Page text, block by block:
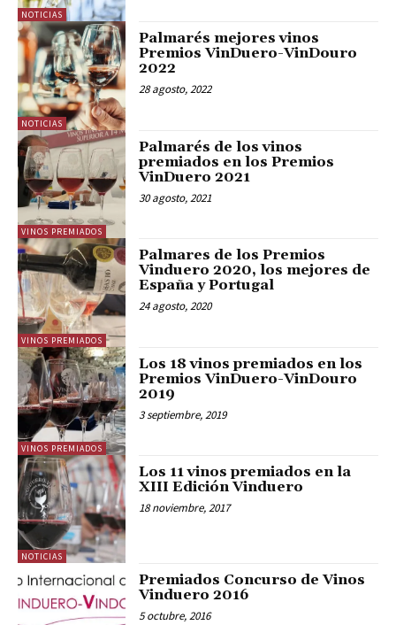
NOTICIAS
NOTICIAS
Palmarés mejores vinos
Premios VinDuero-VinDouro
2022
28 agosto, 2022
VINOS PREMIADOS
Palmarés de los vinos
premiados en los Premios
VinDuero 2021
30 agosto, 2021
VINOS PREMIADOS
Palmares de los Premios
Vinduero 2020, los mejores de
España y Portugal
24 agosto, 2020
VINOS PREMIADOS
Los 18 vinos premiados en los
Premios VinDuero-VinDouro
2019
3 septiembre, 2019
NOTICIAS
Los 11 vinos premiados en la
XIII Edición Vinduero
18 noviembre, 2017
Premiados Concurso de Vinos
Vinduero 2016
5 octubre, 2016